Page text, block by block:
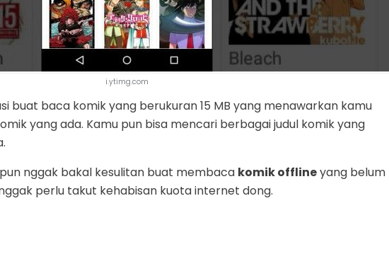
i.ytimg.com
buat baca komik yang berukuran 15 MB yang menawarkan kamu
yang ada. Kamu pun bisa mencari berbagai judul komik yang
nggak bakal kesulitan buat membaca komik offlineyang belum
perlu takut kehabisan kuota internet dong.